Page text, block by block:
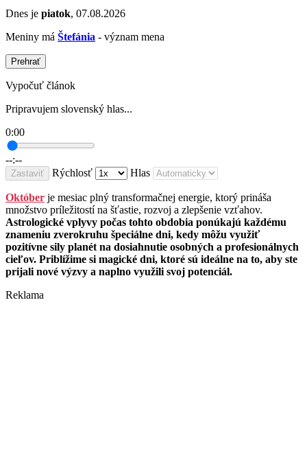
Dnes je piatok, 07.08.2026
Meniny má Štefánia - význam mena
Prehrať
Vypočuť článok
Pripravujem slovenský hlas...
0:00
--:--
Zastaviť Rýchlosť Hlas
Október je mesiac plný transformačnej energie, ktorý prináša
množstvo príležitostí na šťastie, rozvoj a zlepšenie vzťahov.
Astrologické vplyvy počas tohto obdobia ponúkajú každému
znameniu zverokruhu špeciálne dni, kedy môžu využiť
pozitívne sily planét na dosiahnutie osobných a profesionálnych
cieľov. Priblížime si magické dni, ktoré sú ideálne na to, aby ste
prijali nové výzvy a naplno využili svoj potenciál.
Reklama